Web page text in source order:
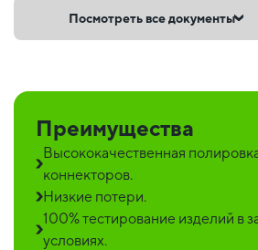
Посмотреть все документы
Преимущества
Высококачественная
коннекторов.
Низкие потери.
100% тестирование изделий в
условиях.